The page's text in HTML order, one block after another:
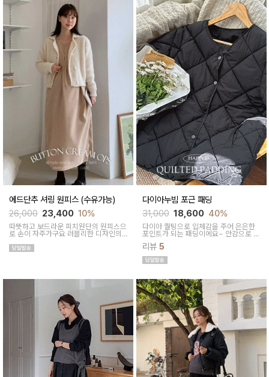
에드단추 셔링 원피스 (수유가능)
26,000 23,400 10%
따뜻하고 보드라운 피치원단의 원피스으
로 손이 자주가구요 러블리한 디자인의
다이아누빔 포근 패딩
31,000 18,600 40%
다이아 퀄팅으로 입체감을 주어 은은한
포인트가 되는 패딩이에요~ 안감으로 따
뜻하고 든든하게 착용되어요
리뷰 5